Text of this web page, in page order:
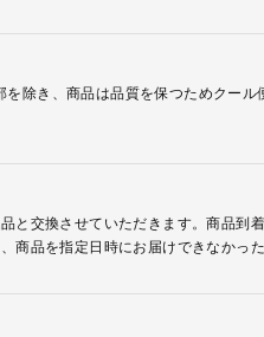
除き、商品は品質を保つためクール
交換させていただきます。商品到
品を指定日時にお届けできなかっ